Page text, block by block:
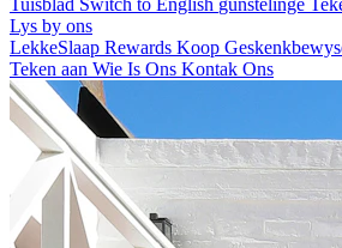
Lys by ons
LekkeSlaap Rewards Koop
Teken aan Wie Is Ons Kontak Ons